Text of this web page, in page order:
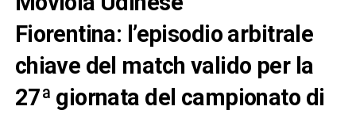
Fiorentina: l’episodio arbitrale
chiave del match valido per la
27ª giornata del campionato di